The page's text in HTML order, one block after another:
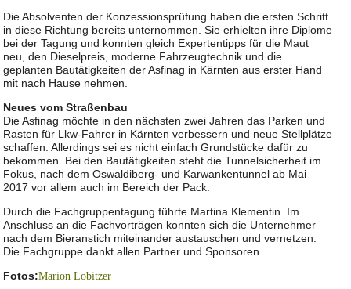
Die Absolventen der Konzessionsprüfung haben die ersten Schritt
in diese Richtung bereits unternommen. Sie erhielten ihre Diplome
bei der Tagung und konnten gleich Expertentipps für die Maut
neu, den Dieselpreis, moderne Fahrzeugtechnik und die
geplanten Bautätigkeiten der Asfinag in Kärnten aus erster Hand
mit nach Hause nehmen.
Neues vom Straßenbau
Die Asfinag möchte in den nächsten zwei Jahren das Parken und
Rasten für Lkw-Fahrer in Kärnten verbessern und neue Stellplätze
schaffen. Allerdings sei es nicht einfach Grundstücke dafür zu
bekommen. Bei den Bautätigkeiten steht die Tunnelsicherheit im
Fokus, nach dem Oswaldiberg- und Karwankentunnel ab Mai
2017 vor allem auch im Bereich der Pack.
Durch die Fachgruppentagung führte Martina Klementin. Im
Anschluss an die Fachvorträgen konnten sich die Unternehmer
nach dem Bieranstich miteinander austauschen und vernetzen.
Die Fachgruppe dankt allen Partner und Sponsoren.
Fotos:Marion Lobitzer